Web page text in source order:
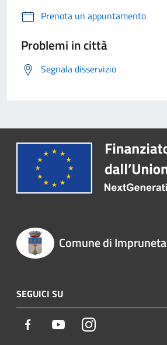
Prenota un appuntamento
Problemi in città
Segnala disservizio
Comune di Impruneta
SEGUICI SU
Facebook YoutubeInstagram